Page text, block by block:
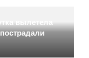
вылетела